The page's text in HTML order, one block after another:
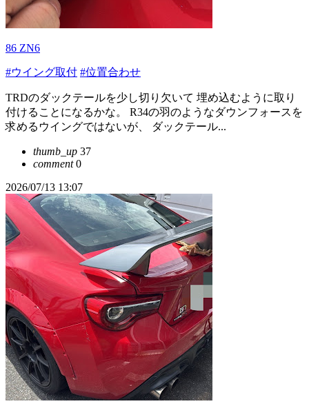
86 ZN6
#ウイング取付 #位置合わせ
TRDのダックテールを少し切り欠いて 埋め込むように取り
付けることになるかな。 R34の羽のようなダウンフォースを
求めるウイングではないが、 ダックテール...
thumb_up 37
comment0
2026/07/13 13:07